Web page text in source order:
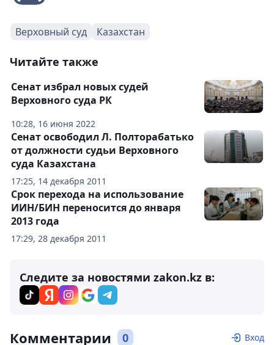
Верховный суд Казахстан
Читайте также
10:28, 16 июня 2022
Сенат избрал новых судей
Верховного суда РК
17:25, 14 декабря 2011
Сенат освободил Л. Полторабатько
от должности судьи Верховного
суда Казахстана
17:29, 28 декабря 2011
Срок перехода на использование
ИИН/БИН переносится до января
2013 года
Следите за новостями zakon.kz в:
Комментарии 0 Вход